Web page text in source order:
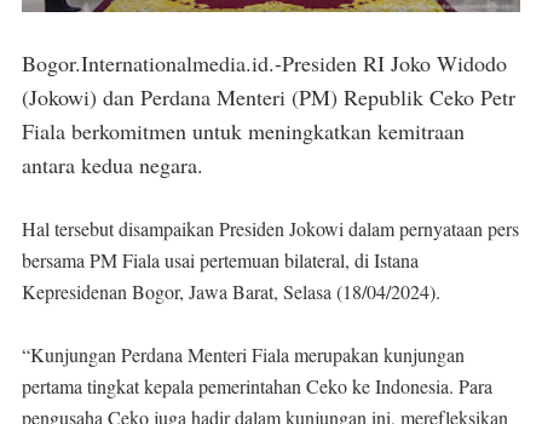
Bogor.Internationalmedia.id.-Presiden RI Joko Widodo
(Jokowi) dan Perdana Menteri (PM) Republik Ceko Petr
Fiala berkomitmen untuk meningkatkan kemitraan
antara kedua negara.
Hal tersebut disampaikan Presiden Jokowi dalam pernyataan pers
bersama PM Fiala usai pertemuan bilateral, di Istana
Kepresidenan Bogor, Jawa Barat, Selasa (18/04/2024).
“Kunjungan Perdana Menteri Fiala merupakan kunjungan
pertama tingkat kepala pemerintahan Ceko ke Indonesia. Para
pengusaha Ceko juga hadir dalam kunjungan ini, merefleksikan